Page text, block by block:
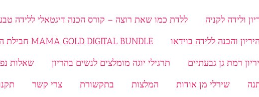
ולידה לקניה
ללדת כמו שאת רוצה – קורס הכנה דיגטאלי ללידה
MAMA GOLD DIGITAL BUNDLE חבילת היריון ולידה
תרגילי יוגה מומלצים לנשים בהריון
שאלות
שירלי מן אודות המלצות בתקשורת צרי קשר